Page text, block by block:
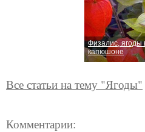
Физалис, ягоды
капюшоне
Все статьи на тему "Ягоды"
Комментарии: